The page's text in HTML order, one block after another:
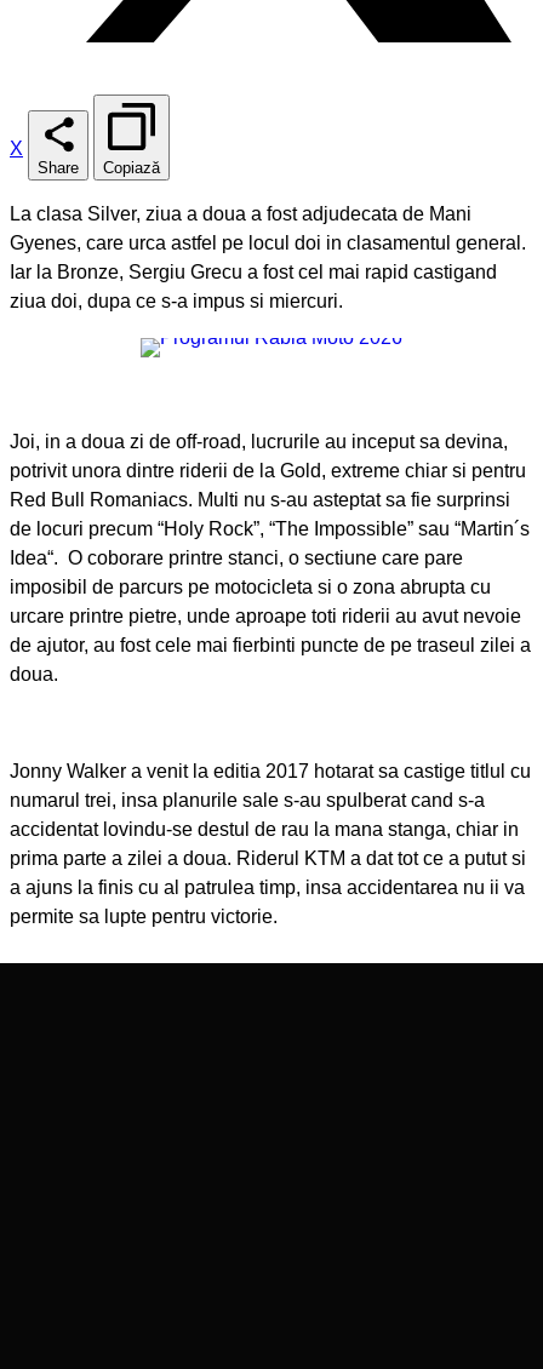
X
Share Copiază
La clasa Silver, ziua a doua a fost adjudecata de Mani
Gyenes, care urca astfel pe locul doi in clasamentul general.
Iar la Bronze, Sergiu Grecu a fost cel mai rapid castigand
ziua doi, dupa ce s-a impus si miercuri.
Joi, in a doua zi de off-road, lucrurile au inceput sa devina,
potrivit unora dintre riderii de la Gold, extreme chiar si pentru
Red Bull Romaniacs. Multi nu s-au asteptat sa fie surprinsi
de locuri precum “Holy Rock”, “The Impossible” sau “Martin´s
Idea“. O coborare printre stanci, o sectiune care pare
imposibil de parcurs pe motocicleta si o zona abrupta cu
urcare printre pietre, unde aproape toti riderii au avut nevoie
de ajutor, au fost cele mai fierbinti puncte de pe traseul zilei a
doua.
Jonny Walker a venit la editia 2017 hotarat sa castige titlul cu
numarul trei, insa planurile sale s-au spulberat cand s-a
accidentat lovindu-se destul de rau la mana stanga, chiar in
prima parte a zilei a doua. Riderul KTM a dat tot ce a putut si
a ajuns la finis cu al patrulea timp, insa accidentarea nu ii va
permite sa lupte pentru victorie.